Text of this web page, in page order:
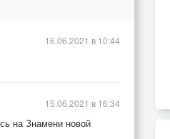
16.06.2021 в 10:44
на Знамени новой
15.06.2021 в 16:34